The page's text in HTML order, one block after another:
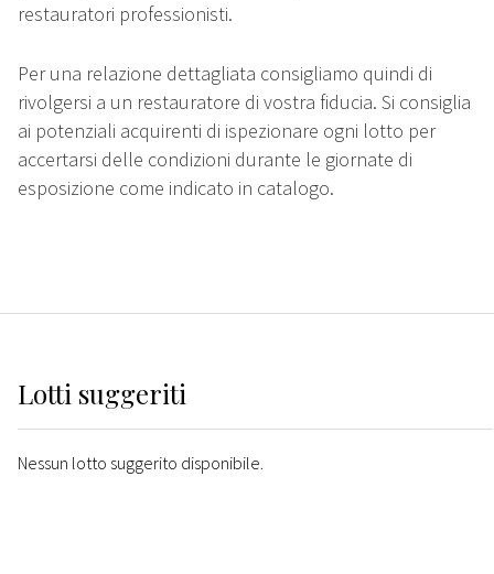
restauratori professionisti.
Per una relazione dettagliata consigliamo quindi di
rivolgersi a un restauratore di vostra fiducia. Si consiglia
ai potenziali acquirenti di ispezionare ogni lotto per
accertarsi delle condizioni durante le giornate di
esposizione come indicato in catalogo.
Lotti suggeriti
Nessun lotto suggerito disponibile.